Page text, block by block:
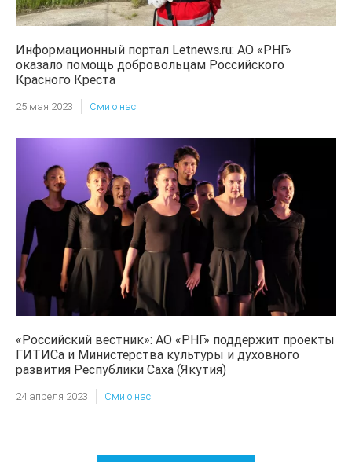
Информационный портал Letnews.ru: АО «РНГ»
оказало помощь добровольцам Российского
Красного Креста
25 мая 2023 Сми о нас
«Российский вестник»: АО «РНГ» поддержит проекты
ГИТИСа и Министерства культуры и духовного
развития Республики Саха (Якутия)
24 апреля 2023 Сми о нас